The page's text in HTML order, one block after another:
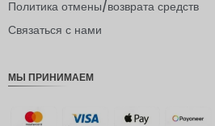
ая
Политика отмены/возврата средств
Связаться с нами
МЫ ПРИНИМАЕМ